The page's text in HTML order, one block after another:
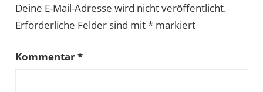
Deine E-Mail-Adresse wird nicht veröffentlicht.
Erforderliche Felder sind mit*markiert
Kommentar*